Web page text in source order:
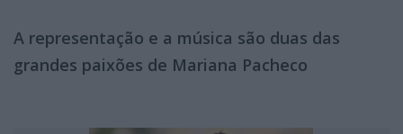
A representação e a música são duas das
grandes paixões de Mariana Pacheco